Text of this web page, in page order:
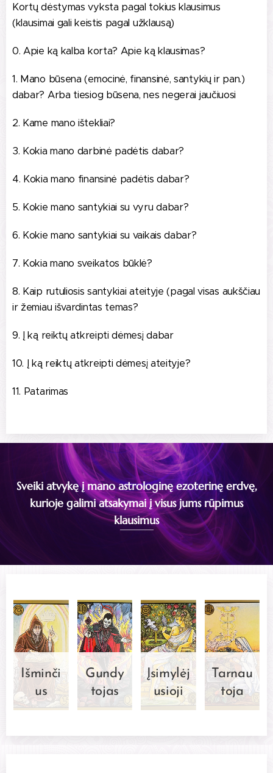
Kortų dėstymas vyksta pagal tokius klausimus
(klausimai gali keistis pagal užklausą)
0. Apie ką kalba korta? Apie ką klausimas?
1. Mano būsena (emocinė, finansinė, santykių ir pan.)
dabar? Arba tiesiog būsena, nes negerai jaučiuosi
2. Kame mano ištekliai?
3. Kokia mano darbinė padėtis dabar?
4. Kokia mano finansinė padėtis dabar?
5. Kokie mano santykiai su vyru dabar?
6. Kokie mano santykiai su vaikais dabar?
7. Kokia mano sveikatos būklė?
8. Kaip rutuliosis santykiai ateityje (pagal visas aukščiau
ir žemiau išvardintas temas?
9. Į ką reiktų atkreipti dėmesį dabar
10. Į ką reiktų atkreipti dėmesį ateityje?
11. Patarimas
Sveiki atvykę į mano astrologinę ezoterinę erdvę,
kurioje galimi atsakymai į visus jums rūpimus
klausimus
Išminči
us
Gundy
tojas
Įsimylėj
usioji
Tarnau
toja